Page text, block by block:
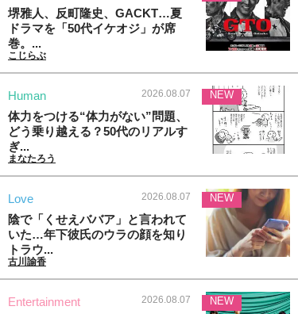
堺雅人、反町隆史、GACKT…夏
ドラマを「50代イケオジ」が席
巻。...
こじらぶ
Human 2026.08.07
体力をつける“体力がない”問題、
どう乗り越える？50代のリアルす
ぎ...
まなたろう
NEW
Love 2026.08.07
陰で「くせえババア」と言われて
いた…年下彼氏のウラの顔を知り
トラウ...
古川諭香
NEW
Entertainment 2026.08.07 NEW